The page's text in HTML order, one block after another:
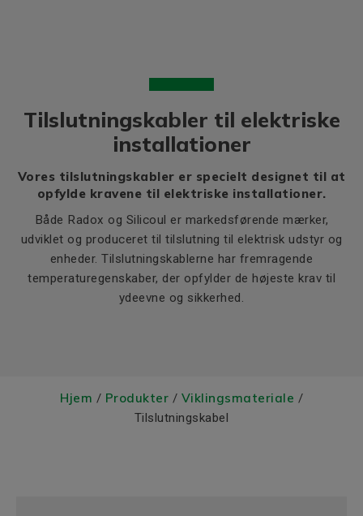
Tilslutningskabler til elektriske
installationer
Vores tilslutningskabler er specielt designet til at
opfylde kravene til elektriske installationer.
Både Radox og Silicoul er markedsførende mærker,
udviklet og produceret til tilslutning til elektrisk udstyr og
enheder. Tilslutningskablerne har fremragende
temperaturegenskaber, der opfylder de højeste krav til
ydeevne og sikkerhed.
Hjem / Produkter / Viklingsmateriale /
Tilslutningskabel